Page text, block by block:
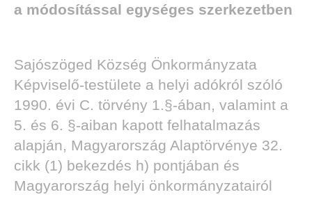
a módosítással egységes szerkezetben
Sajószöged Község Önkormányzata
Képviselő-testülete a helyi adókról szóló
1990. évi C. törvény 1.§-ában, valamint a
5. és 6. §-aiban kapott felhatalmazás
alapján, Magyarország Alaptörvénye 32.
cikk (1) bekezdés h) pontjában és
Magyarország helyi önkormányzatairól